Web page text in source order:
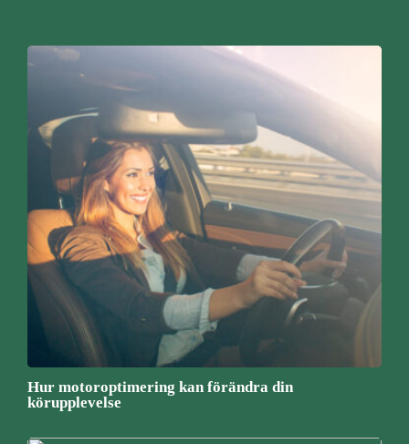
Hur motoroptimering kan förändra din
körupplevelse